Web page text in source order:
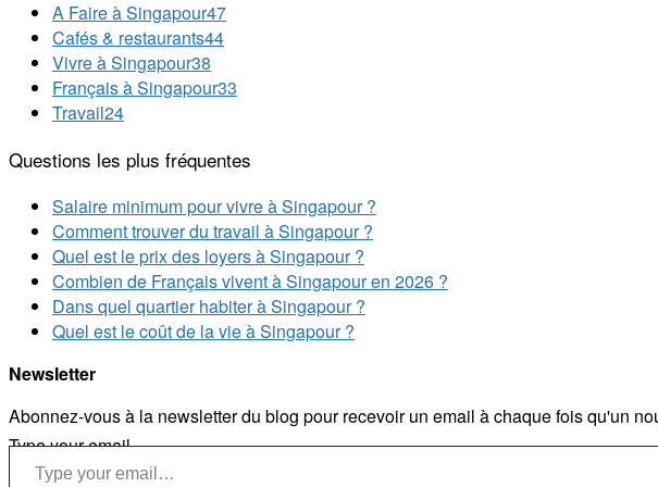
A Faire à Singapour47
Cafés & restaurants44
Vivre à Singapour38
Français à Singapour33
Travail24
Questions les plus fréquentes
Salaire minimum pour vivre à Singapour ?
Comment trouver du travail à Singapour ?
Quel est le prix des loyers à Singapour ?
Combien de Français vivent à Singapour en 2026 ?
Dans quel quartier habiter à Singapour ?
Quel est le coût de la vie à Singapour ?
Newsletter
Abonnez-vous à la newsletter du blog pour recevoir un email à chaque fois qu'un
Type your email…